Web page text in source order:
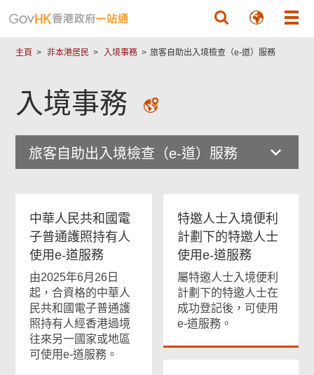
主頁 非本港居民 入境事務 旅客自助出入境檢查（e-道）服務
入境事務
旅客自助出入境檢查（e-道）服務
中華人民共和國電
子普通護照持有人
使用e-道服務
由2025年6月26日
起，合資格的中華人
民共和國電子普通護
照持有人經香港過境
往來另一國家或地區
可使用e-道服務。
特邀人士入境便利
計劃下的特邀人士
使用e-道服務
屬特邀人士入境便利
計劃下的特邀人士在
成功登記後，可使用
e-道服務。